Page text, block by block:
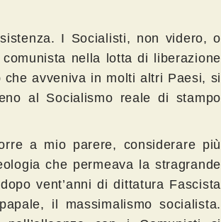
I Socialisti, non videro, o
nella lotta di liberazione
avveniva in molti altri Paesi, si
al Socialismo reale di stampo
a mio parere, considerare più
che permeava la stragrande
vent’anni di dittatura Fascista
il massimalismo socialista.